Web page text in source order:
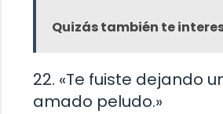
Quizás también te
22. «Te fuiste dejando
amado peludo.»